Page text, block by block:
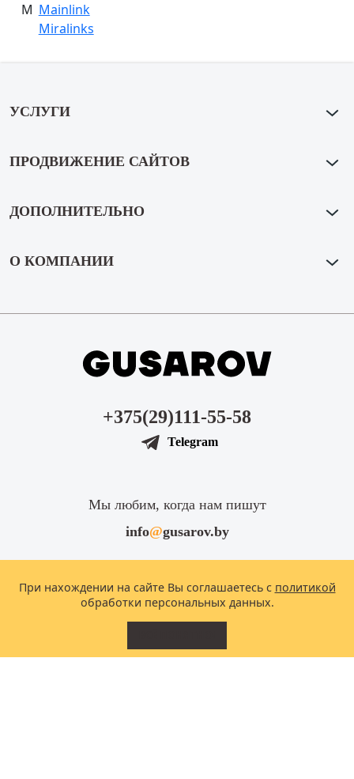
M Mainlink
Miralinks
УСЛУГИ
ПРОДВИЖЕНИЕ САЙТОВ
ДОПОЛНИТЕЛЬНО
О КОМПАНИИ
+375(29)111-55-58
Telegram
Мы любим, когда нам пишут
info@gusarov.by
При нахождении на сайте Вы соглашаетесь с политикой
обработки персональных данных.